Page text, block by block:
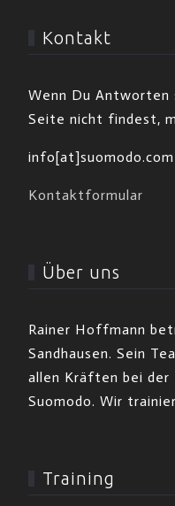
Kontakt
Wenn Du Antworten
Seite nicht findest,
info[at]suomodo.com
Kontaktformular
Über uns
Rainer Hoffmann
Sandhausen. Sein
allen Kräften bei der
Suomodo. Wir
Training